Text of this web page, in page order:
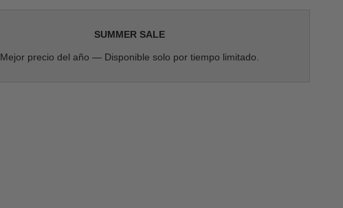
SUMMER SALE
Mejor precio del año — Disponible solo por tiempo limitado.